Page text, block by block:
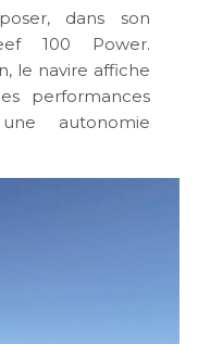
dans son
100 Power.
le navire affiche
performances
autonomie